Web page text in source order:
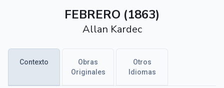
a crear una Bibliotèca Espírita
Obras póstumas de Allan Kardec
Hippolyte Léon Denizard Rivail
Textos citados en El libro de los médiums
FEBRERO (1863)
Allan Kardec
Contexto
Obras
Originales
Otros
Idiomas